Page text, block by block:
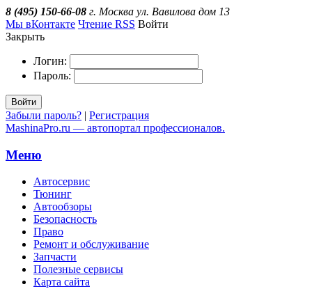
8 (495) 150-66-08 г. Москва ул. Вавилова дом 13
Мы вКонтакте Чтение RSS Войти
Закрыть
Логин:
Пароль:
Войти
Забыли пароль? | Регистрация
MashinaPro.ru — автопортал профессионалов.
Меню
Автосервис
Тюнинг
Автообзоры
Безопасность
Право
Ремонт и обслуживание
Запчасти
Полезные сервисы
Карта сайта